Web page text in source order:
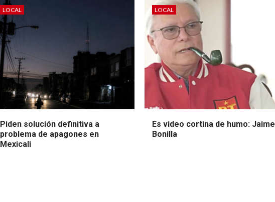
LOCAL
Piden solución definitiva a
problema de apagones en
Mexicali
LOCAL
Es video cortina de humo: Jaime
Bonilla